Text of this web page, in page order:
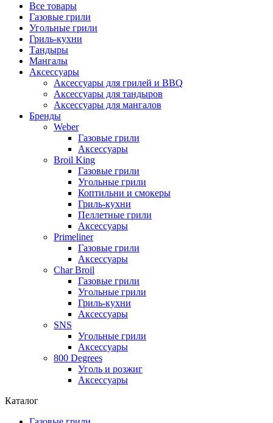
Все товары
Газовые грили
Угольные грили
Гриль-кухни
Тандыры
Мангалы
Аксессуары
Аксессуары для грилей и BBQ
Аксессуары для тандыров
Аксессуары для мангалов
Бренды
Weber
Газовые грили
Аксессуары
Broil King
Газовые грили
Угольные грили
Коптильни и смокеры
Гриль-кухни
Пеллетные грили
Аксессуары
Primeliner
Газовые грили
Аксессуары
Char Broil
Газовые грили
Угольные грили
Гриль-кухни
Аксессуары
SNS
Угольные грили
Аксессуары
800 Degrees
Уголь и розжиг
Аксессуары
Каталог